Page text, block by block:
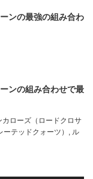
ンの最強の組み合わ
ンの組み合わせで最
カローズ（ロードクロサ
テッドクォーツ） , ル